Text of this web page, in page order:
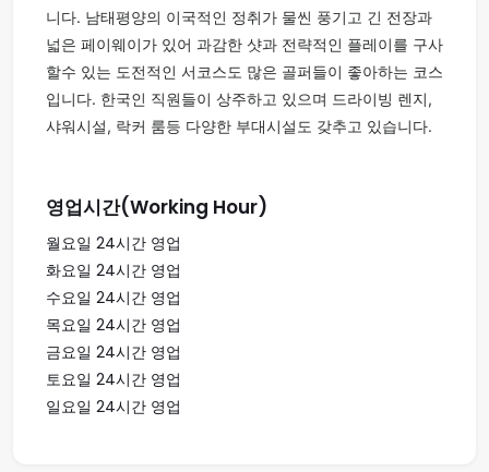
니다. 남태평양의 이국적인 정취가 물씬 풍기고 긴 전장과
넓은 페이웨이가 있어 과감한 샷과 전략적인 플레이를 구사
할수 있는 도전적인 서코스도 많은 골퍼들이 좋아하는 코스
입니다. 한국인 직원들이 상주하고 있으며 드라이빙 렌지,
샤워시설, 락커 룸등 다양한 부대시설도 갖추고 있습니다.
영업시간(Working Hour)
월요일 24시간 영업
화요일 24시간 영업
수요일 24시간 영업
목요일 24시간 영업
금요일 24시간 영업
토요일 24시간 영업
일요일 24시간 영업